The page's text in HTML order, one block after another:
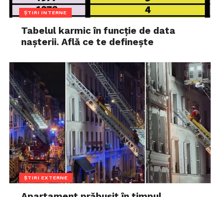
ȘTIRI INTERNE
Tabelul karmic în funcție de data
nașterii. Află ce te definește
ȘTIRI EXTERNE